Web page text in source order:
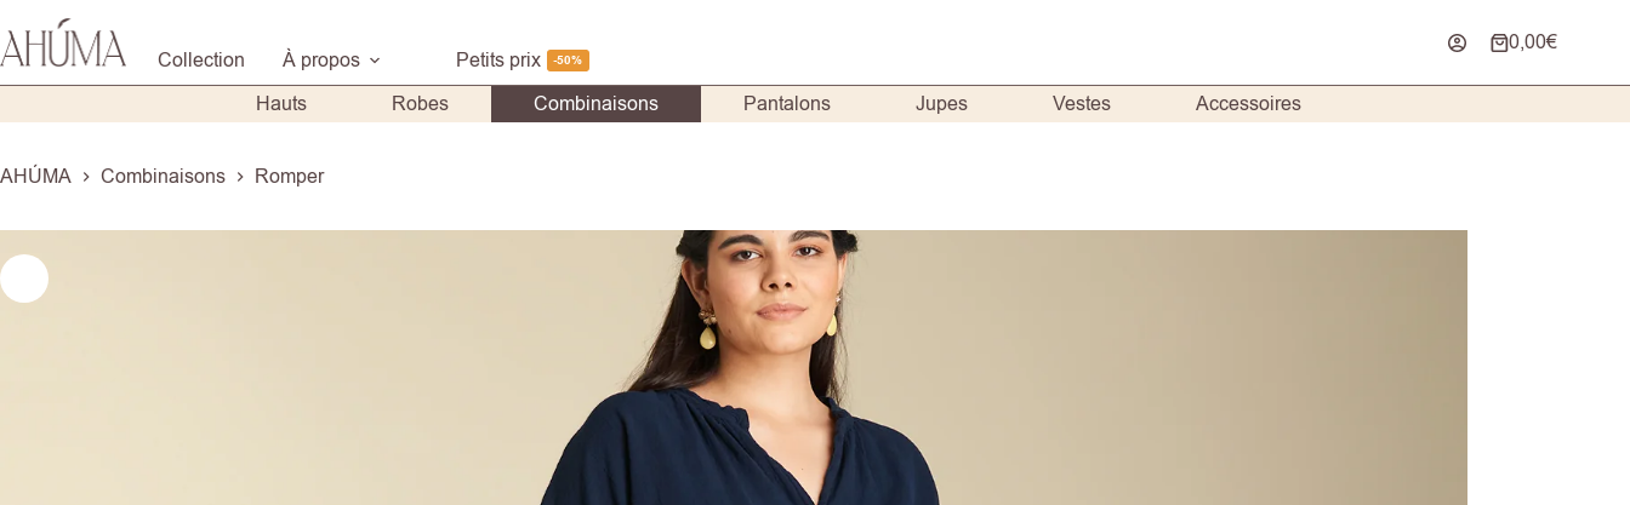
au
contenu
Collection À propos Petits prix -50%
Panier
d’achat
0,00€
Hauts Robes Combinaisons Pantalons Jupes Vestes Accessoires
AHÚMA Combinaisons Romper